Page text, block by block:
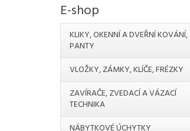
E-shop
KLIKY, OKENNÍ A DVEŘNÍ KOVÁNÍ,
PANTY
VLOŽKY, ZÁMKY, KLÍČE, FRÉZKY
ZAVÍRAČE, ZVEDACÍ A VÁZACÍ
TECHNIKA